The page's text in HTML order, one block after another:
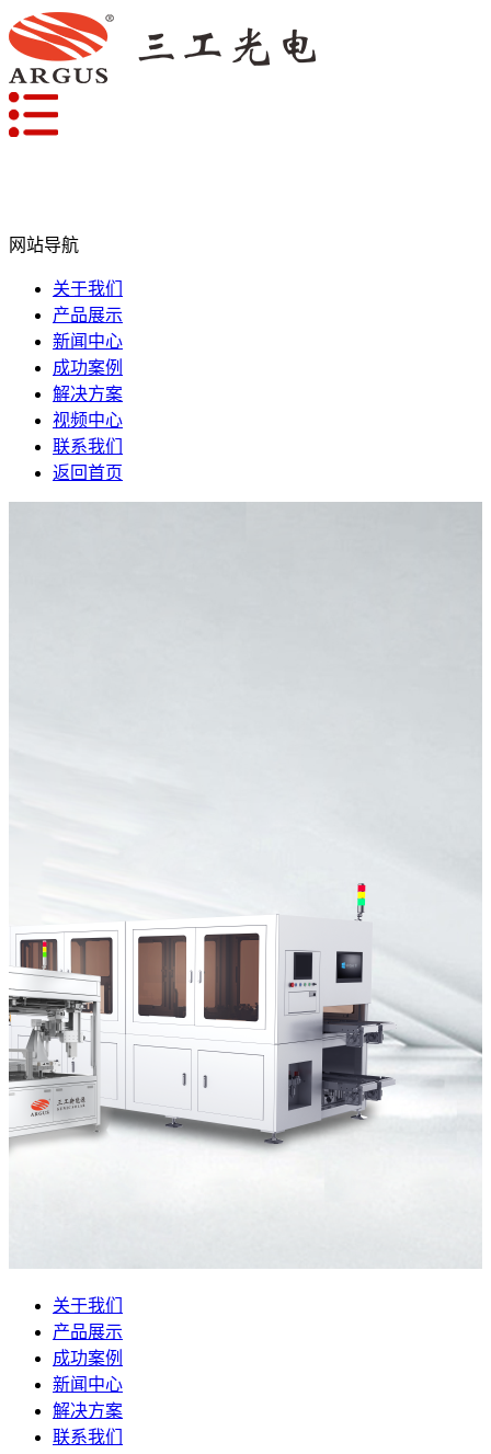
网站导航
关于我们
产品展示
新闻中心
成功案例
解决方案
视频中心
联系我们
返回首页
关于我们
产品展示
成功案例
新闻中心
解决方案
联系我们